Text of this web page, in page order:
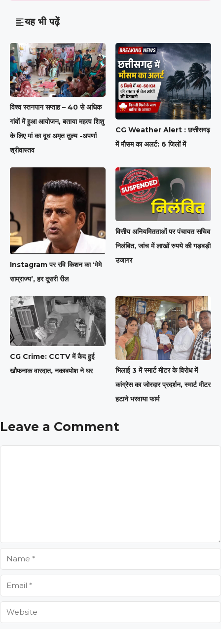
यह भी पढ़ें
विश्व स्तनपान सप्ताह – 40 से अधिक
गांवों में हुआ आयोजन, बताया महत्व शिशु
के लिए मां का दूध अमृत तुल्य -अपर्णा
श्रीवास्तव
CG Weather Alert : छत्तीसगढ़
में मौसम का अलर्ट: 6 जिलों में
Instagram पर रवि किशन का ‘मेमे
साम्राज्य’, हर दूसरी रील
वित्तीय अनियमितताओं पर पंचायत सचिव
निलंबित, जांच में लाखों रुपये की गड़बड़ी
उजागर
CG Crime: CCTV में कैद हुई
खौफनाक वारदात, नकाबपोश ने घर
भिलाई 3 में स्मार्ट मीटर के विरोध में
कांग्रेस का जोरदार प्रदर्शन, स्मार्ट मीटर
हटाने भरवाया फार्म
Leave a Comment